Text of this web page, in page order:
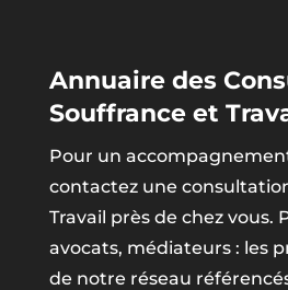
Annuaire des
Souffrance et
Pour un
contactez une
Travail près de chez vous.
avocats, médiateurs : les
de notre réseau